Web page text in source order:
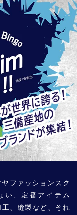
ファッションスク
い、定番アイテム
、縫製など、それ